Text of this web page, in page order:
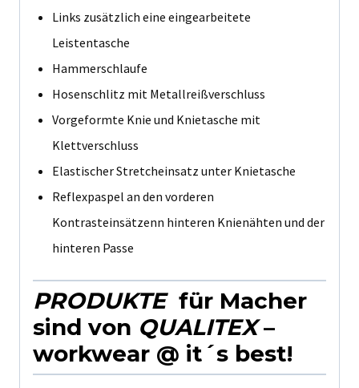
Links zusätzlich eine eingearbeitete
Leistentasche
Hammerschlaufe
Hosenschlitz mit Metallreißverschluss
Vorgeformte Knie und Knietasche mit
Klettverschluss
Elastischer Stretcheinsatz unter Knietasche
Reflexpaspel an den vorderen
Kontrasteinsätzenn hinteren Knienähten und der
hinteren Passe
PRODUKTEfür Macher
sind von QUALITEX–
workwear @ it´s best!